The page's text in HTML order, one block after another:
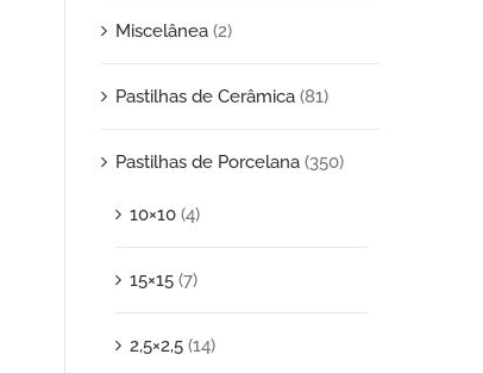
Miscelânea (2)
Pastilhas de Cerâmica (81)
Pastilhas de Porcelana (350)
10×10 (4)
15×15 (7)
2,5×2,5 (14)